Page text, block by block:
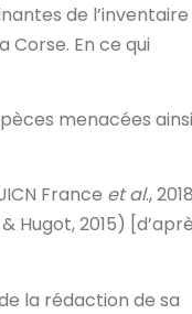
de l’inventaire
Corse. En ce qui
menacées
France et al.,
Hugot, 2015)
la rédaction de sa